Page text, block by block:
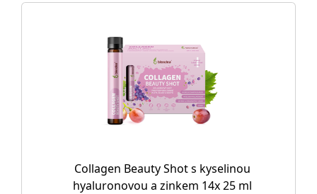
Collagen Beauty Shot s kyselinou
hyaluronovou a zinkem 14x 25 ml